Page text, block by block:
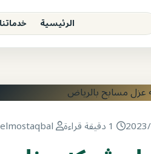
الرئيسية خدماتنا